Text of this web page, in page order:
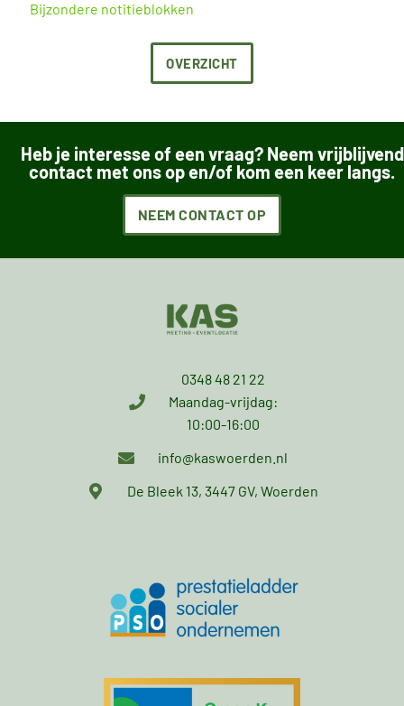
Bijzondere notitieblokken
OVERZICHT
Heb je interesse of een vraag? Neem vrijblijvend
contact met ons op en/of kom een keer langs.
NEEM CONTACT OP
0348 48 21 22
Maandag-vrijdag:
10:00-16:00
info@kaswoerden.nl
De Bleek 13, 3447 GV, Woerden